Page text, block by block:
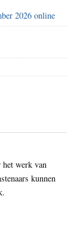
2026 online
werk van
kunnen